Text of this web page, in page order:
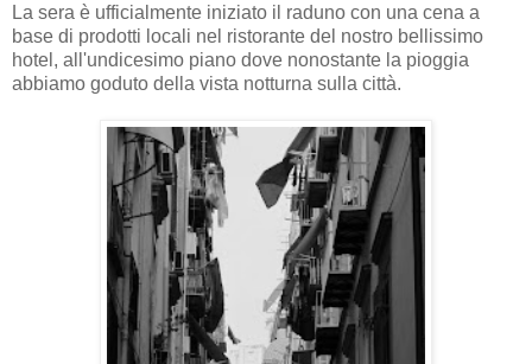
La sera è ufficialmente iniziato il raduno con una cena a
base di prodotti locali nel ristorante del nostro bellissimo
hotel, all'undicesimo piano dove nonostante la pioggia
abbiamo goduto della vista notturna sulla città.